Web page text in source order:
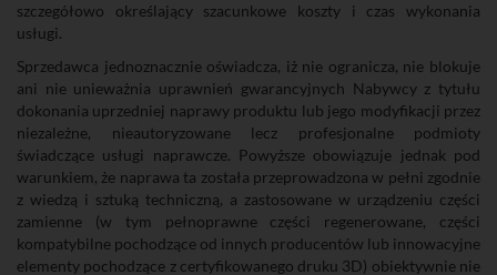
szczegółowo określający szacunkowe koszty i czas wykonania
usługi.
Sprzedawca jednoznacznie oświadcza, iż nie ogranicza, nie blokuje
ani nie unieważnia uprawnień gwarancyjnych Nabywcy z tytułu
dokonania uprzedniej naprawy produktu lub jego modyfikacji przez
niezależne, nieautoryzowane lecz profesjonalne podmioty
świadczące usługi naprawcze. Powyższe obowiązuje jednak pod
warunkiem, że naprawa ta została przeprowadzona w pełni zgodnie
z wiedzą i sztuką techniczną, a zastosowane w urządzeniu części
zamienne (w tym pełnoprawne części regenerowane, części
kompatybilne pochodzące od innych producentów lub innowacyjne
elementy pochodzące z certyfikowanego druku 3D) obiektywnie nie